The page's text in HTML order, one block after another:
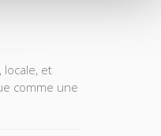
et
comme une